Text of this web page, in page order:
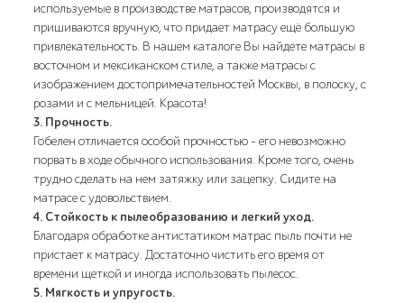
используемые в производстве матрасов, производятся и
пришиваются вручную, что придает матрасу ещё большую
привлекательность. В нашем каталоге Вы найдете матрасы в
восточном и мексиканском стиле, а также матрасы с
изображением достопримечательностей Москвы, в полоску, с
розами и с мельницей. Красота!
3. Прочность.
Гобелен отличается особой прочностью - его невозможно
порвать в ходе обычного использования. Кроме того, очень
трудно сделать на нем затяжку или зацепку. Сидите на
матрасе с удовольствием.
4. Стойкость к пылеобразованию и легкий уход.
Благодаря обработке антистатиком матрас пыль почти не
пристает к матрасу. Достаточно чистить его время от
времени щеткой и иногда использовать пылесос.
5. Мягкость и упругость.